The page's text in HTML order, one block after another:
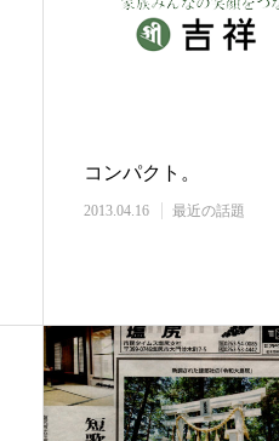
コンパクト。
2013.04.16 最近の話題